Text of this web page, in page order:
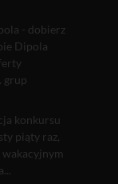
- dobierz
Dipola
grup
konkursu
piąty raz,
wakacyjnym